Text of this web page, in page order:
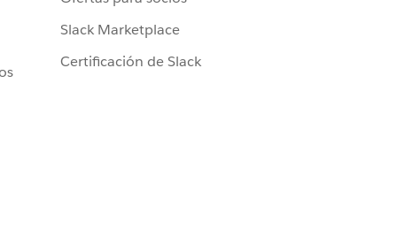
Slack Marketplace
Certificación de Slack